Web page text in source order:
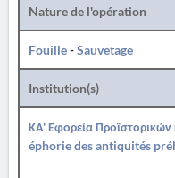
Nature de l'opération
Fouille-Sauvetage
Institution(s)
ΚΑ' Εφορεία
éphorie des antiquités